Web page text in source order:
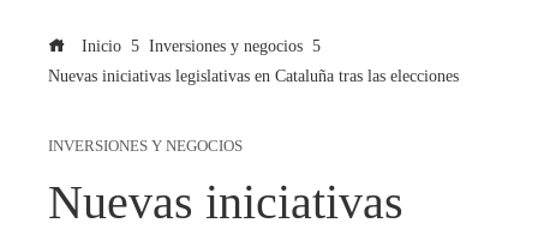
Inicio
Inversiones y negocios
Nuevas iniciativas legislativas en Cataluña tras las elecciones
INVERSIONES Y NEGOCIOS
Nuevas iniciativas